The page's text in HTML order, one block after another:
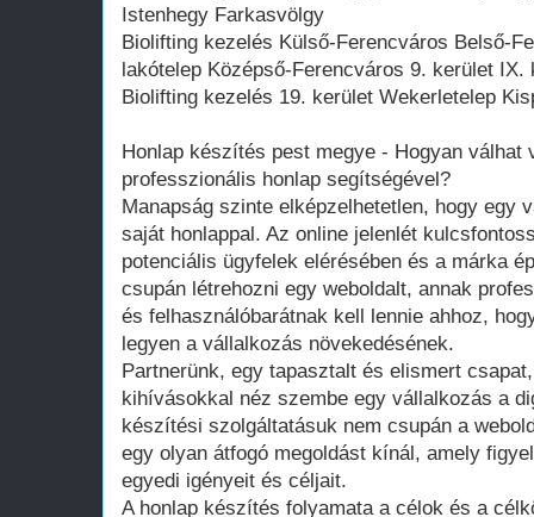
Istenhegy Farkasvölgy
Biolifting kezelés Külső-Ferencváros Belső-
lakótelep Középső-Ferencváros 9. kerület IX.
Biolifting kezelés 19. kerület Wekerletelep
Honlap készítés pest megye - Hogyan válhat
professzionális honlap segítségével?
Manapság szinte elképzelhetetlen, hogy egy
saját honlappal. Az online jelenlét
potenciális ügyfelek elérésében és a márka
csupán létrehozni egy weboldalt, annak
és felhasználóbarátnak kell lennie ahhoz,
legyen a vállalkozás növekedésének.
Partnerünk, egy tapasztalt és elismert
kihívásokkal néz szembe egy vállalkozás a
készítési szolgáltatásuk nem csupán a
egy olyan átfogó megoldást kínál, amely
egyedi igényeit és céljait.
A honlap készítés folyamata a célok és a